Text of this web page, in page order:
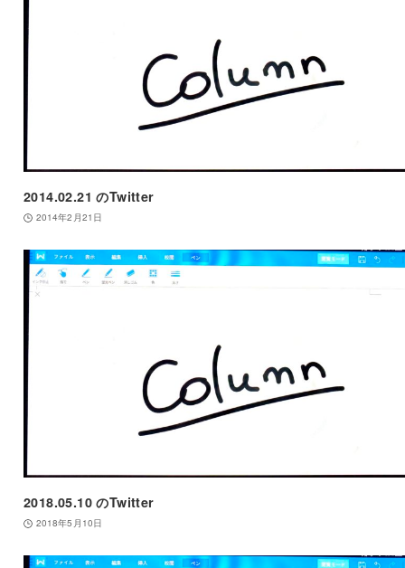
2014.02.21 のTwitter
2014年2月21日
2018.05.10 のTwitter
2018年5月10日